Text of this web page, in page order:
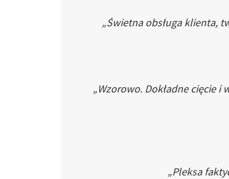
„Świetna obsługa klienta,
„Wzorowo. Dokładne cięcie
„Pleksa